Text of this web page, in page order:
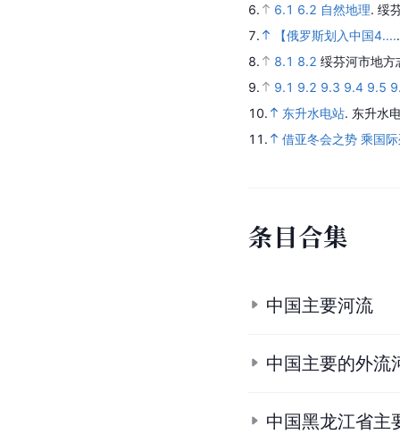
6.
6.1 6.2 自然地理. 绥
7.
【俄罗斯划入中国4....
8.
8.1 8.2 绥芬河市地
9.
9.1 9.2 9.3 9.4 9.5
10.
东升水电站. 东升水
11.
借亚冬会之势 乘国
条目合集
中国主要河流
中国主要的外流
中国黑龙江省主